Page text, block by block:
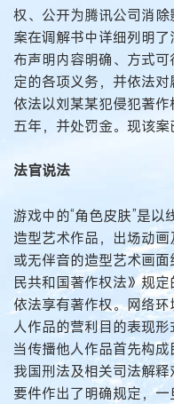
权、公开为腾讯公司消
案在调解书中详细列明
布声明内容明确、方式
定的各项义务，并依法对
依法以刘某某犯侵犯著
五年，并处罚金。现该案
法官说法
游戏中的“角色皮肤”是
造型艺术作品，出场动
或无伴音的造型艺术画
民共和国著作权法》规
依法享有著作权。网络
人作品的营利目的表现
当传播他人作品首先构
我国刑法及相关司法解
要件作出了明确规定，